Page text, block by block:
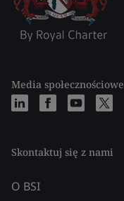
Media społecznościowe
Skontaktuj się z nami
O BSI